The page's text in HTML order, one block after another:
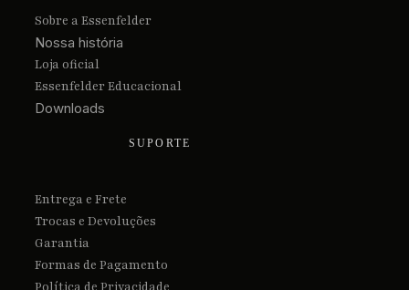
Sobre a Essenfelder
Nossa história
Loja oficial
Essenfelder Educacional
Downloads
SUPORTE
Entrega e Frete
Trocas e Devoluções
Garantia
Formas de Pagamento